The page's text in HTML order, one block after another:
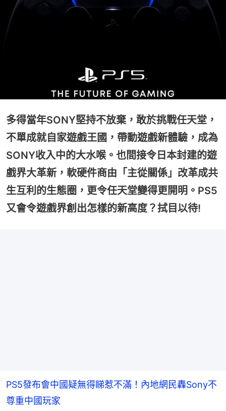
多得當年SONY堅持不放棄，敢於挑戰任天堂，
不單成就自家遊戲王國，帶動遊戲新體驗，成為
SONY收入中的大水喉。也間接令日本封建的遊
戲界大革新，軟硬件商由「主從關係」改革成共
生互利的生態圈，更令任天堂變得更開明。PS5
又會令遊戲界創出怎樣的新高度？拭目以待!
PS5發布會中國疑無得睇惹不滿！內地網民轟Sony不
尊重中國玩家